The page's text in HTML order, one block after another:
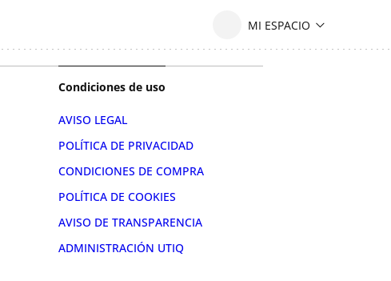
Condiciones de uso
AVISO LEGAL
POLÍTICA DE PRIVACIDAD
CONDICIONES DE COMPRA
POLÍTICA DE COOKIES
AVISO DE TRANSPARENCIA
ADMINISTRACIÓN UTIQ